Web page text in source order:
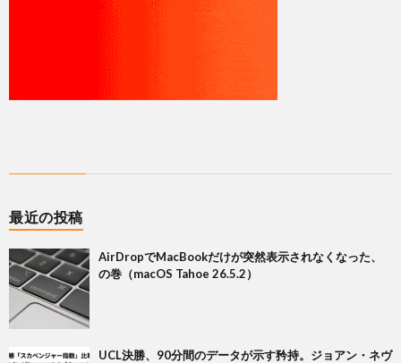
最近の投稿
AirDropでMacBookだけが突然表示されなくなった、
の巻（macOS Tahoe 26.5.2）
UCL決勝、90分間のデータが示す矜持。ジョアン・ネヴ